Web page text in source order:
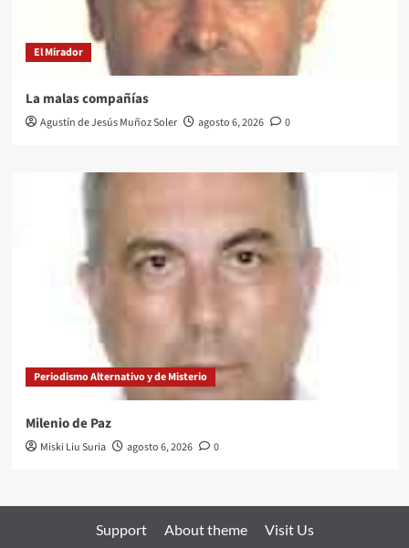
El Mirador
La malas compañías
Agustín de Jesús Muñoz Soler agosto 6, 2026 0
Periodismo Alternativo y de Misterio
Milenio de Paz
Miski Liu Suria agosto 6, 2026 0
Support About theme Visit Us